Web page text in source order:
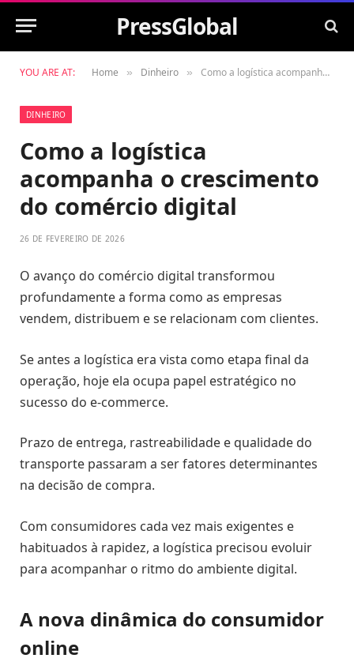
PressGlobal
YOU ARE AT: Home » Dinheiro » Como a logística acompanha o crescimento do comércio digital
DINHEIRO
Como a logística
acompanha o crescimento
do comércio digital
26 DE FEVEREIRO DE 2026
O avanço do comércio digital transformou
profundamente a forma como as empresas
vendem, distribuem e se relacionam com clientes.
Se antes a logística era vista como etapa final da
operação, hoje ela ocupa papel estratégico no
sucesso do e-commerce.
Prazo de entrega, rastreabilidade e qualidade do
transporte passaram a ser fatores determinantes
na decisão de compra.
Com consumidores cada vez mais exigentes e
habituados à rapidez, a logística precisou evoluir
para acompanhar o ritmo do ambiente digital.
A nova dinâmica do consumidor
online